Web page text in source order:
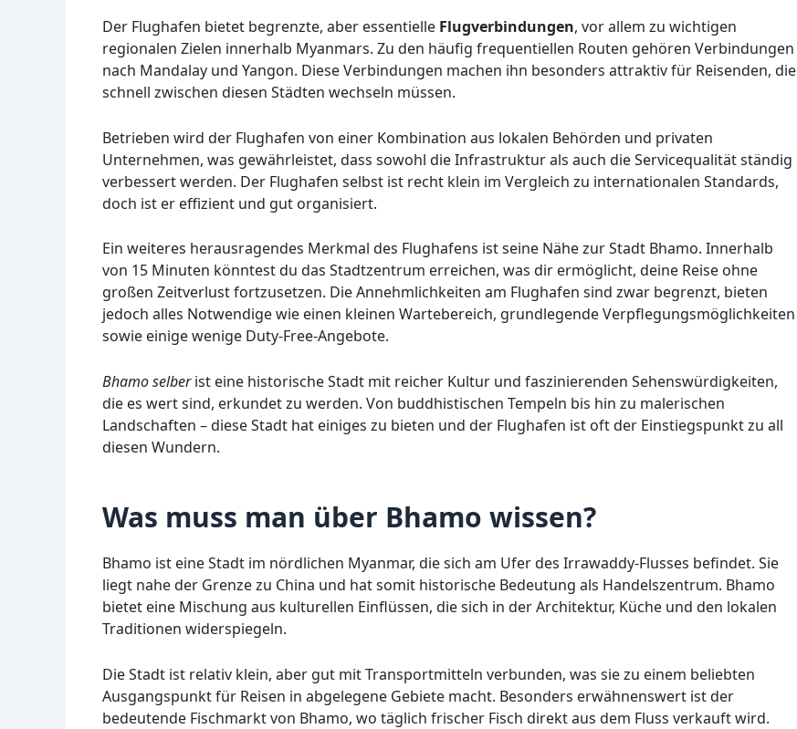
Der Flughafen bietet begrenzte, aber essentielle Flugverbindungen, vor allem zu wichtigen
regionalen Zielen innerhalb Myanmars. Zu den häufig frequentiellen Routen gehören Verbindungen
nach Mandalay und Yangon. Diese Verbindungen machen ihn besonders attraktiv für Reisenden, die
schnell zwischen diesen Städten wechseln müssen.
Betrieben wird der Flughafen von einer Kombination aus lokalen Behörden und privaten
Unternehmen, was gewährleistet, dass sowohl die Infrastruktur als auch die Servicequalität ständig
verbessert werden. Der Flughafen selbst ist recht klein im Vergleich zu internationalen Standards,
doch ist er effizient und gut organisiert.
Ein weiteres herausragendes Merkmal des Flughafens ist seine Nähe zur Stadt Bhamo. Innerhalb
von 15 Minuten könntest du das Stadtzentrum erreichen, was dir ermöglicht, deine Reise ohne
großen Zeitverlust fortzusetzen. Die Annehmlichkeiten am Flughafen sind zwar begrenzt, bieten
jedoch alles Notwendige wie einen kleinen Wartebereich, grundlegende Verpflegungsmöglichkeiten
sowie einige wenige Duty-Free-Angebote.
Bhamo selberist eine historische Stadt mit reicher Kultur und faszinierenden Sehenswürdigkeiten,
die es wert sind, erkundet zu werden. Von buddhistischen Tempeln bis hin zu malerischen
Landschaften – diese Stadt hat einiges zu bieten und der Flughafen ist oft der Einstiegspunkt zu all
diesen Wundern.
Was muss man über Bhamo wissen?
Bhamo ist eine Stadt im nördlichen Myanmar, die sich am Ufer des Irrawaddy-Flusses befindet. Sie
liegt nahe der Grenze zu China und hat somit historische Bedeutung als Handelszentrum. Bhamo
bietet eine Mischung aus kulturellen Einflüssen, die sich in der Architektur, Küche und den lokalen
Traditionen widerspiegeln.
Die Stadt ist relativ klein, aber gut mit Transportmitteln verbunden, was sie zu einem beliebten
Ausgangspunkt für Reisen in abgelegene Gebiete macht. Besonders erwähnenswert ist der
bedeutende Fischmarkt von Bhamo, wo täglich frischer Fisch direkt aus dem Fluss verkauft wird.